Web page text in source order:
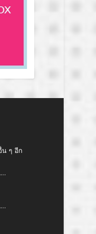
น ๆ อีก